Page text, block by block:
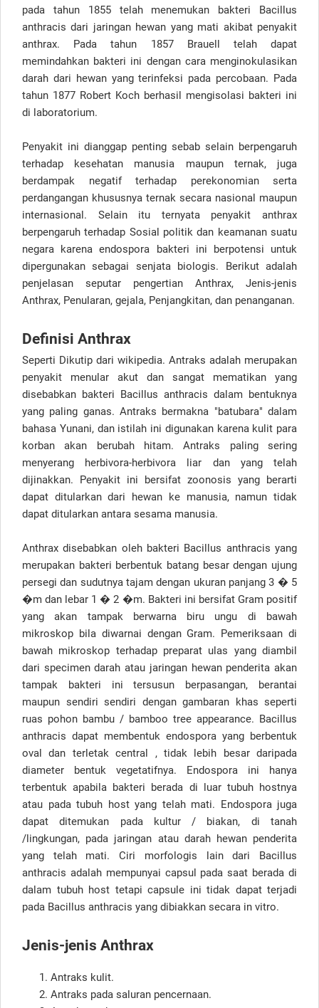
pada tahun 1855 telah menemukan bakteri Bacillus
anthracis dari jaringan hewan yang mati akibat penyakit
anthrax. Pada tahun 1857 Brauell telah dapat
memindahkan bakteri ini dengan cara menginokulasikan
darah dari hewan yang terinfeksi pada percobaan. Pada
tahun 1877 Robert Koch berhasil mengisolasi bakteri ini
di laboratorium.
Penyakit ini dianggap penting sebab selain berpengaruh
terhadap kesehatan manusia maupun ternak, juga
berdampak negatif terhadap perekonomian serta
perdangangan khususnya ternak secara nasional maupun
internasional. Selain itu ternyata penyakit anthrax
berpengaruh terhadap Sosial politik dan keamanan suatu
negara karena endospora bakteri ini berpotensi untuk
dipergunakan sebagai senjata biologis. Berikut adalah
penjelasan seputar pengertian Anthrax, Jenis-jenis
Anthrax, Penularan, gejala, Penjangkitan, dan penanganan.
Definisi Anthrax
Seperti Dikutip dari wikipedia. Antraks adalah merupakan
penyakit menular akut dan sangat mematikan yang
disebabkan bakteri Bacillus anthracis dalam bentuknya
yang paling ganas. Antraks bermakna "batubara" dalam
bahasa Yunani, dan istilah ini digunakan karena kulit para
korban akan berubah hitam. Antraks paling sering
menyerang herbivora-herbivora liar dan yang telah
dijinakkan. Penyakit ini bersifat zoonosis yang berarti
dapat ditularkan dari hewan ke manusia, namun tidak
dapat ditularkan antara sesama manusia.
Anthrax disebabkan oleh bakteri Bacillus anthracis yang
merupakan bakteri berbentuk batang besar dengan ujung
persegi dan sudutnya tajam dengan ukuran panjang 3 � 5
�m dan lebar 1 � 2 �m. Bakteri ini bersifat Gram positif
yang akan tampak berwarna biru ungu di bawah
mikroskop bila diwarnai dengan Gram. Pemeriksaan di
bawah mikroskop terhadap preparat ulas yang diambil
dari specimen darah atau jaringan hewan penderita akan
tampak bakteri ini tersusun berpasangan, berantai
maupun sendiri sendiri dengan gambaran khas seperti
ruas pohon bambu / bamboo tree appearance. Bacillus
anthracis dapat membentuk endospora yang berbentuk
oval dan terletak central , tidak lebih besar daripada
diameter bentuk vegetatifnya. Endospora ini hanya
terbentuk apabila bakteri berada di luar tubuh hostnya
atau pada tubuh host yang telah mati. Endospora juga
dapat ditemukan pada kultur / biakan, di tanah
/lingkungan, pada jaringan atau darah hewan penderita
yang telah mati. Ciri morfologis lain dari Bacillus
anthracis adalah mempunyai capsul pada saat berada di
dalam tubuh host tetapi capsule ini tidak dapat terjadi
pada Bacillus anthracis yang dibiakkan secara in vitro.
Jenis-jenis Anthrax
Antraks kulit.
Antraks pada saluran pencernaan.